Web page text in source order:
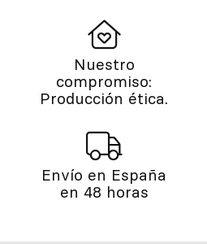
Nuestro
compromiso:
Producción ética.
Envío en España
en 48 horas